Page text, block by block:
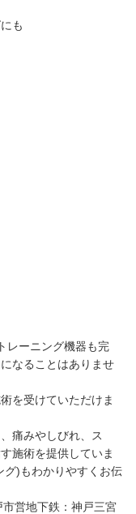
も
レーニング機器も完
なることはありませ
を受けていただけま
痛みやしびれ、ス
施術を提供していま
グ)もわかりやすくお伝
市営地下鉄：神戸三宮